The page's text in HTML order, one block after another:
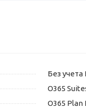
Без
O365
O365 Plan